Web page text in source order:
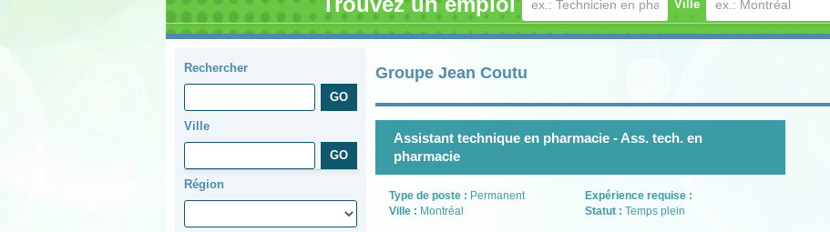
Ville
Rechercher
Ville
Région
Groupe Jean Coutu
Assistant technique en pharmacie - Ass. tech. en
pharmacie
Type de poste : Permanent
Ville : Montréal
Expérience requise :
Statut : Temps plein